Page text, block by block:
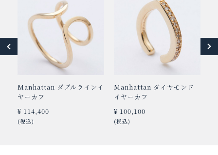
Manhattan ダブルラインイ
ヤーカフ
¥ 114,400
(税込)
Manhattan ダイヤモンド
イヤーカフ
¥ 100,100
(税込)